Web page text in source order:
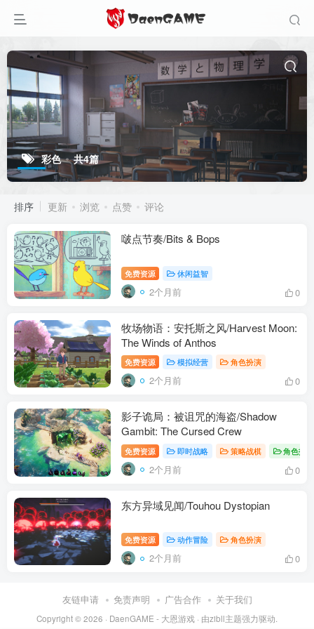
彩色 共4篇
排序 更新 浏览 点赞 评论
啵点节奏/Bits & Bops
免费资源 休闲益智
2个月前 0
牧场物语：安托斯之风/Harvest Moon:
The Winds of Anthos
免费资源 模拟经营 角色扮演
2个月前 0
影子诡局：被诅咒的海盗/Shadow
Gambit: The Cursed Crew
免费资源 即时战略 策略战棋 角色扮演
2个月前 0
东方异域见闻/Touhou Dystopian
免费资源 动作冒险 角色扮演
2个月前 0
友链申请 免责声明 广告合作 关于我们
Copyright © 2026 · DaenGAME - 大恩游戏 · 由zibll主题强力驱动.